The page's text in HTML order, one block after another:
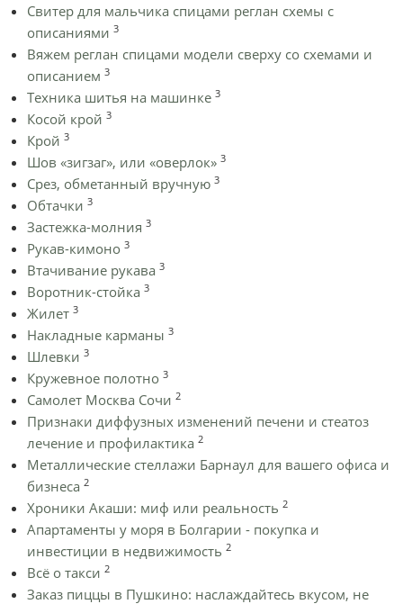
Cвитер для мальчика спицами реглан схемы с
описаниями 3
Вяжем реглан спицами модели сверху со схемами и
описанием 3
Техника шитья на машинке 3
Косой крой 3
Крой 3
Шов «зигзаг», или «оверлок» 3
Срез, обметанный вручную 3
Обтачки 3
Застежка-молния 3
Рукав-кимоно 3
Втачивание рукава 3
Воротник-стойка 3
Жилет 3
Накладные карманы 3
Шлевки 3
Кружевное полотно 3
Самолет Москва Сочи 2
Признаки диффузных изменений печени и стеатоз
лечение и профилактика 2
Металлические стеллажи Барнаул для вашего офиса и
бизнеса 2
Хроники Акаши: миф или реальность 2
Апартаменты у моря в Болгарии - покупка и
инвестиции в недвижимость 2
Всё о такси 2
Заказ пиццы в Пушкино: наслаждайтесь вкусом, не